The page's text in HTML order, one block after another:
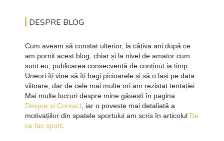
DESPRE BLOG
Cum aveam să constat ulterior, la câțiva ani după ce
am pornit acest blog, chiar și la nivel de amator cum
sunt eu, publicarea consecventă de conținut ia timp.
Uneori îți vine să îți bagi picioarele și să o lași pe data
viitoare, dar de cele mai multe ori am rezistat tentației.
Mai multe lucruri despre mine găsești în pagina
Despre si Contact, iar o poveste mai detaliată a
motivațiilor din spatele sportului am scris în articolul De
ce fac sport.